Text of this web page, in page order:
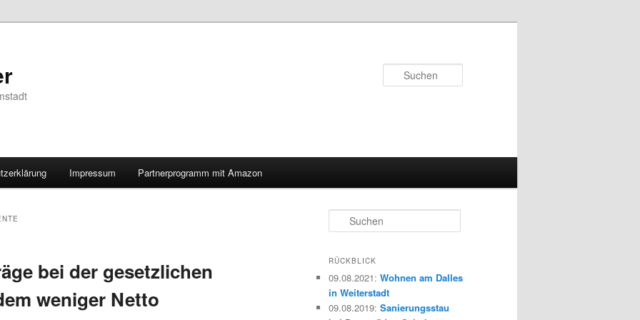
Impressum Partnerprogramm mit Amazon
bei der gesetzlichen
weniger Netto
u
h
n
RÜCKBLICK
09.08.2021: Wohnen am Dalles
in Weiterstadt
09.08.2019: Sanierungsstau